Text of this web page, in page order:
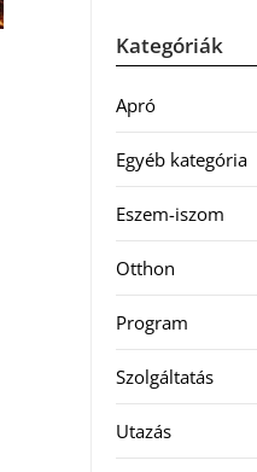
Kategóriák
Apró
Egyéb kategória
Eszem-iszom
Otthon
Program
Szolgáltatás
Utazás